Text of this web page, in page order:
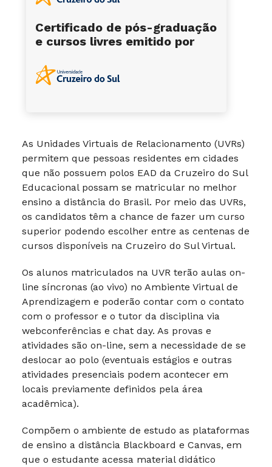
As Unidades Virtuais de Relacionamento (UVRs)
permitem que pessoas residentes em cidades
que não possuem polos EAD da Cruzeiro do Sul
Educacional possam se matricular no melhor
ensino a distância do Brasil. Por meio das UVRs,
os candidatos têm a chance de fazer um curso
superior podendo escolher entre as centenas de
cursos disponíveis na Cruzeiro do Sul Virtual.
Os alunos matriculados na UVR terão aulas on-
line síncronas (ao vivo) no Ambiente Virtual de
Aprendizagem e poderão contar com o contato
com o professor e o tutor da disciplina via
webconferências e chat day. As provas e
atividades são on-line, sem a necessidade de se
deslocar ao polo (eventuais estágios e outras
atividades presenciais podem acontecer em
locais previamente definidos pela área
acadêmica).
Compõem o ambiente de estudo as plataformas
de ensino a distância Blackboard e Canvas, em
que o estudante acessa material didático
Certificado de pós-graduação
e cursos livres emitido por